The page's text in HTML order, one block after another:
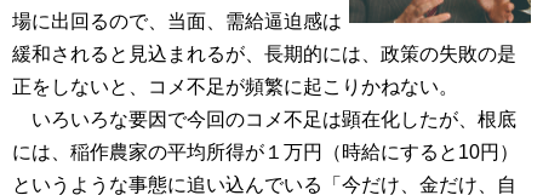
場に出回るので、当面、需給逼迫感は
緩和されると見込まれるが、長期的には、政策の失敗の是
正をしないと、コメ不足が頻繁に起こりかねない。
いろいろな要因で今回のコメ不足は顕在化したが、根底
には、稲作農家の平均所得が１万円（時給にすると10円）
というような事態に追い込んでいる「今だけ、金だけ、自